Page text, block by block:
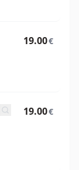
19.00€
19.00€